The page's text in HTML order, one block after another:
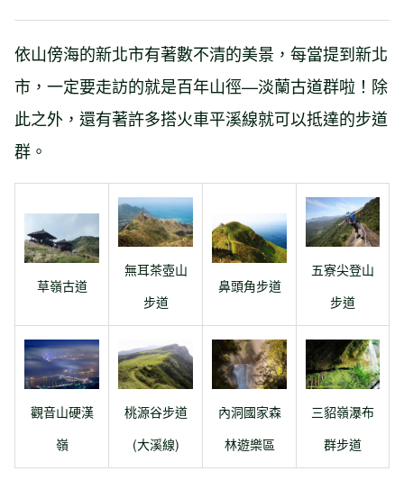
依山傍海的新北市有著數不清的美景，每當提到新北
市，一定要走訪的就是百年山徑—淡蘭古道群啦！除
此之外，還有著許多搭火車平溪線就可以抵達的步道
群。
草嶺古道
無耳茶壺山
步道
鼻頭角步道
五寮尖登山
步道
觀音山硬漢
嶺
桃源谷步道
(大溪線)
內洞國家森
林遊樂區
三貂嶺瀑布
群步道